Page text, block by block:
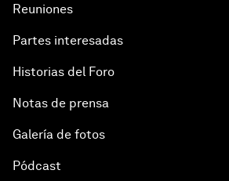
Reuniones
Partes interesadas
Historias del Foro
Notas de prensa
Galería de fotos
Pódcast